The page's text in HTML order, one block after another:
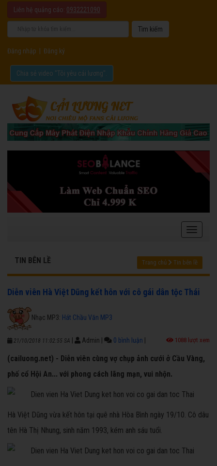
Liên hệ quảng cáo: 0932221090
Đăng nhập Đăng ký
Chia sẻ video "Tôi yêu cải lương".
TIN BÊN LỀ Trang chủ Tin bên lề
Diễn viên Hà Việt Dũng kết hôn với cô gái dân tộc Thái
Nhạc MP3: Hát Chầu Văn MP3
21/10/2018 11:02:55 SA Admin 0 bình luận 1088 lượt xem
(cailuong.net) - Diễn viên cùng vợ chụp ảnh cưới ở Cầu Vàng,
phố cổ Hội An... với phong cách lãng mạn, vui nhộn.
Hà Việt Dũng vừa kết hôn tại quê nhà Hòa Bình ngày 19/10. Cô dâu
tên Hà Thị Nhung, sinh năm 1993, kém anh sáu tuổi.